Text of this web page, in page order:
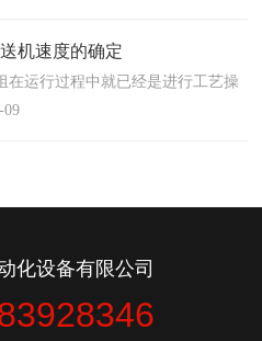
程都带有某种专有的性质，并且混
的方法、技术和操作方式，而这最
一个制造商进行有效竞争的能力。
机速度的确定
在运行过程中就已经是进行工艺操
，运行速度是由积放小车组的运行
09
化设备有限公司